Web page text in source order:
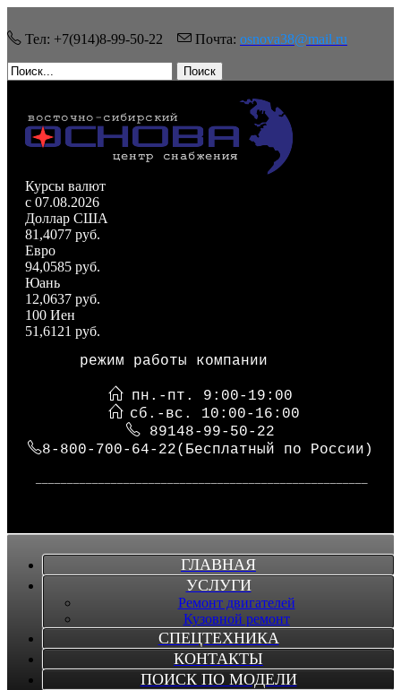
Тел: +7(914)8-99-50-22 Почта: osnova38@mail.ru
Поиск
Курсы валют
c 07.08.2026
Доллар США
81,4077 руб.
Евро
94,0585 руб.
Юань
12,0637 руб.
100 Иен
51,6121 руб.
режим работы компании
пн.-пт. 9:00-19:00
сб.-вс. 10:00-16:00
89148-99-50-22
8-800-700-64-22(Бесплатный по России)
ГЛАВНАЯ
УСЛУГИ
Ремонт двигателей
Кузовной ремонт
СПЕЦТЕХНИКА
КОНТАКТЫ
ПОИСК ПО МОДЕЛИ